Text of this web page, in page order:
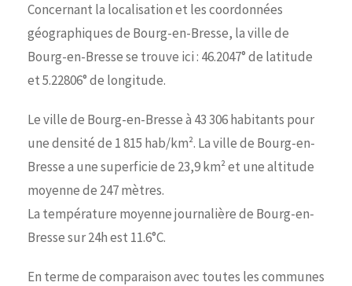
Concernant la localisation et les coordonnées
géographiques de Bourg-en-Bresse, la ville de
Bourg-en-Bresse se trouve ici : 46.2047° de latitude
et 5.22806° de longitude.
Le ville de Bourg-en-Bresse à 43 306 habitants pour
une densité de 1 815 hab/km². La ville de Bourg-en-
Bresse a une superficie de 23,9 km² et une altitude
moyenne de 247 mètres.
La température moyenne journalière de Bourg-en-
Bresse sur 24h est 11.6°C.
En terme de comparaison avec toutes les communes